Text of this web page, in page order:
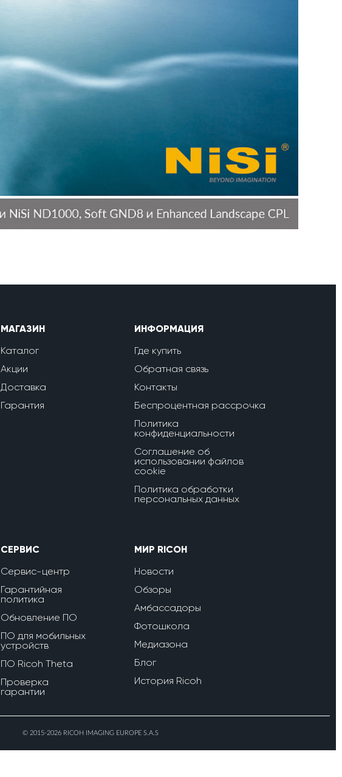
МАГАЗИН
Каталог
Акции
Доставка
Гарантия
ИНФОРМАЦИЯ
Где купить
Обратная связь
Контакты
Беспроцентная рассрочка
Политика
конфиденциальности
Соглашение об
использовании файлов
cookie
Политика обработки
персональных данных
СЕРВИС
Сервис-центр
Гарантийная
политика
Обновление ПО
ПО для мобильных
устройств
ПО Ricoh Theta
Проверка
гарантии
МИР RICOH
Новости
Обзоры
Амбассадоры
Фотошкола
Медиазона
Блог
История Ricoh
© 2015-2026 RICOH IMAGING EUROPE S.A.S